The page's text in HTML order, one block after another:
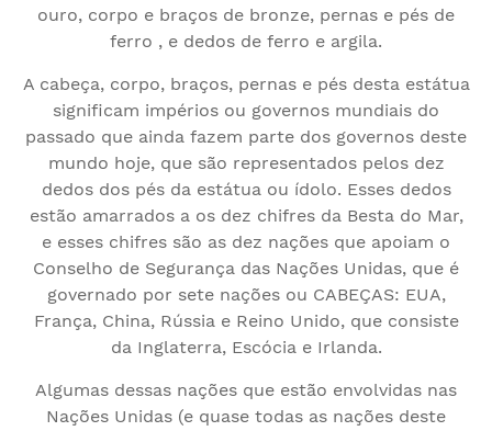
ouro, corpo e braços de bronze, pernas e pés de
ferro , e dedos de ferro e argila.
A cabeça, corpo, braços, pernas e pés desta estátua
significam impérios ou governos mundiais do
passado que ainda fazem parte dos governos deste
mundo hoje, que são representados pelos dez
dedos dos pés da estátua ou ídolo. Esses dedos
estão amarrados a os dez chifres da Besta do Mar,
e esses chifres são as dez nações que apoiam o
Conselho de Segurança das Nações Unidas, que é
governado por sete nações ou CABEÇAS: EUA,
França, China, Rússia e Reino Unido, que consiste
da Inglaterra, Escócia e Irlanda.
Algumas dessas nações que estão envolvidas nas
Nações Unidas (e quase todas as nações deste